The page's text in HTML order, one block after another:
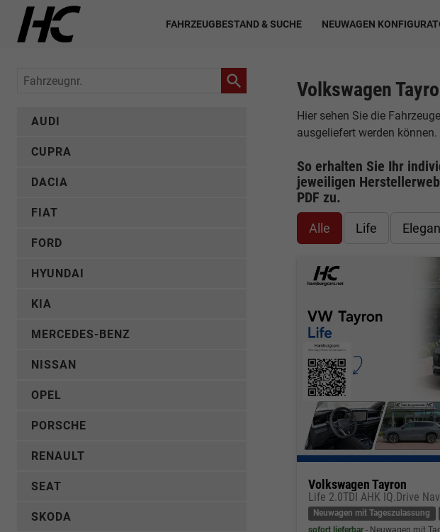
FAHRZEUGBESTAND & SUCHE NEUWAGEN
Volkswagen
Hier sehen Sie die
ausgeliefert werden
So erhalten Sie Ihr
jeweiligen
PDF zu.
Alle Life
Volkswagen Tayron
Life 2.0TDI AHK IQ.Drive
Neuwagen mit Tageszulassung
sofort lieferbar
Neuwagen mit
Fahrzeugnr.
AUDI
CUPRA
DACIA
FIAT
FORD
HYUNDAI
KIA
MERCEDES-BENZ
NISSAN
OPEL
PORSCHE
RENAULT
SEAT
SKODA